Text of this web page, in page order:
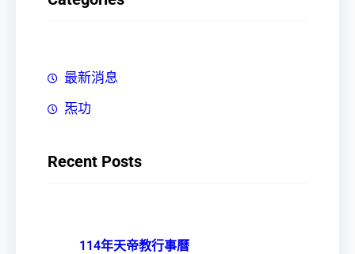
最新消息
炁功
Recent Posts
114年天帝教行事曆